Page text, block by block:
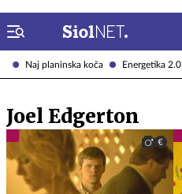
Naj planinska koča Energetika 2.0
Joel Edgerton